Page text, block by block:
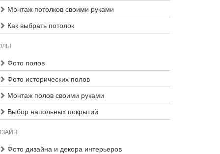
Монтаж потолков своими руками
Как выбрать потолок
Фото полов
Фото исторических полов
Монтаж полов своими руками
Выбор напольных покрытий
Фото дизайна и декора интерьеров